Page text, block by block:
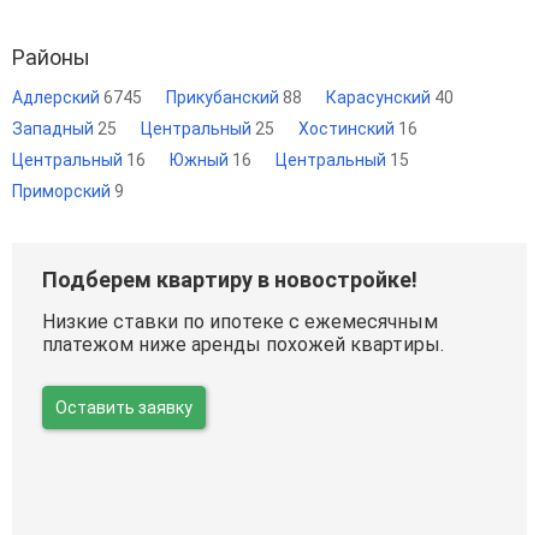
Районы
Адлерский 6745 Прикубанский 88 Карасунский 40
Западный 25 Центральный 25 Хостинский 16
Центральный 16 Южный 16 Центральный 15
Приморский 9
Подберем квартиру в новостройке!
Низкие ставки по ипотеке с ежемесячным
платежом ниже аренды похожей квартиры.
Оставить заявку